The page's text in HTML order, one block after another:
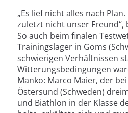
„Es lief nicht alles nach
zuletzt nicht unser Freund“,
So auch beim finalen
Trainingslager in Goms
schwierigen Verhältnissen
Witterungsbedingungen
Manko: Marco Maier, der
Östersund (Schweden)
und Biathlon in der Klasse